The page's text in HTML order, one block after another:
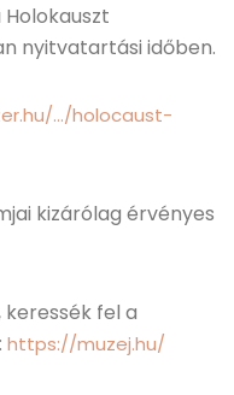
nyitvatartási időben.
…/holocaust-
kizárólag érvényes
fel a
https://muzej.hu/